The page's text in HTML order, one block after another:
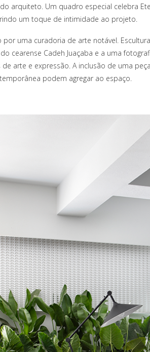
arquiteto. Um quadro especial celebra
um toque de intimidade ao projeto.
uma curadoria de arte notável.
cearense Cadeh Juaçaba e a uma
arte e expressão. A inclusão de uma
podem agregar ao espaço.